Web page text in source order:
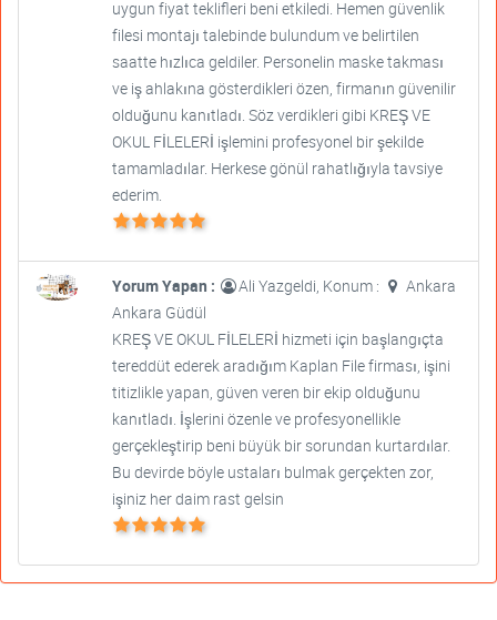
uygun fiyat teklifleri beni etkiledi. Hemen güvenlik
filesi montajı talebinde bulundum ve belirtilen
saatte hızlıca geldiler. Personelin maske takması
ve iş ahlakına gösterdikleri özen, firmanın güvenilir
olduğunu kanıtladı. Söz verdikleri gibi KREŞ VE
OKUL FİLELERİ işlemini profesyonel bir şekilde
tamamladılar. Herkese gönül rahatlığıyla tavsiye
ederim.
Yorum Yapan : Ali Yazgeldi, Konum :
Ankara
Ankara Güdül
KREŞ VE OKUL FİLELERİ hizmeti için başlangıçta
tereddüt ederek aradığım Kaplan File firması, işini
titizlikle yapan, güven veren bir ekip olduğunu
kanıtladı. İşlerini özenle ve profesyonellikle
gerçekleştirip beni büyük bir sorundan kurtardılar.
Bu devirde böyle ustaları bulmak gerçekten zor,
işiniz her daim rast gelsin